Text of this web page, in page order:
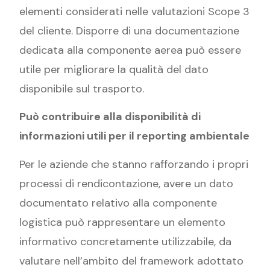
elementi considerati nelle valutazioni Scope 3
del cliente. Disporre di una documentazione
dedicata alla componente aerea può essere
utile per migliorare la qualità del dato
disponibile sul trasporto.
Può contribuire alla disponibilità di
informazioni utili per il reporting ambientale
Per le aziende che stanno rafforzando i propri
processi di rendicontazione, avere un dato
documentato relativo alla componente
logistica può rappresentare un elemento
informativo concretamente utilizzabile, da
valutare nell’ambito del framework adottato